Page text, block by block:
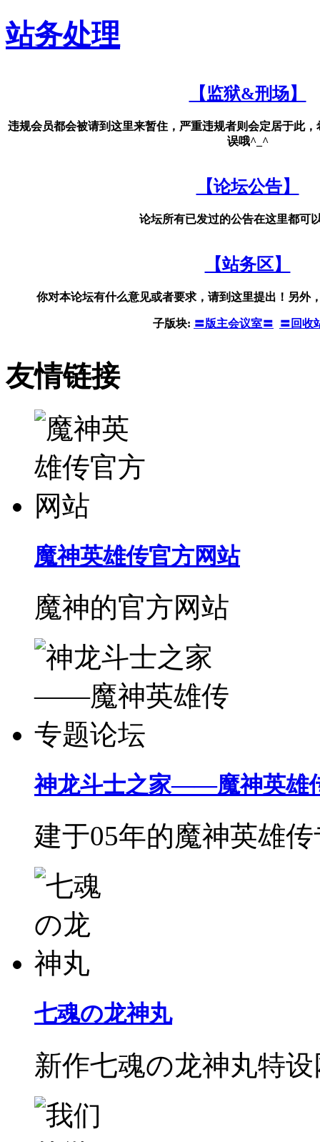
站务处理
【监狱&刑场】
违规会员都会被请到这里来暂住，严重违规者则会定居于此
误哦^_^
【论坛公告】
论坛所有已发过的公告在这里都可
【站务区】
你对本论坛有什么意见或者要求，请到这里提出！另外
子版块: 〓版主会议室〓 〓回收
友情链接
魔神英雄传官方网站
魔神的官方网站
神龙斗士之家——魔神英雄
建于05年的魔神英雄
七魂の龙神丸
新作七魂の龙神丸特